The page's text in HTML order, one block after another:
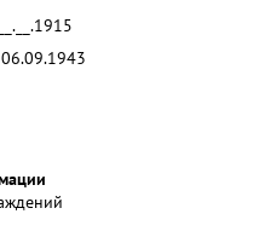
__.__.1915
06.09.1943